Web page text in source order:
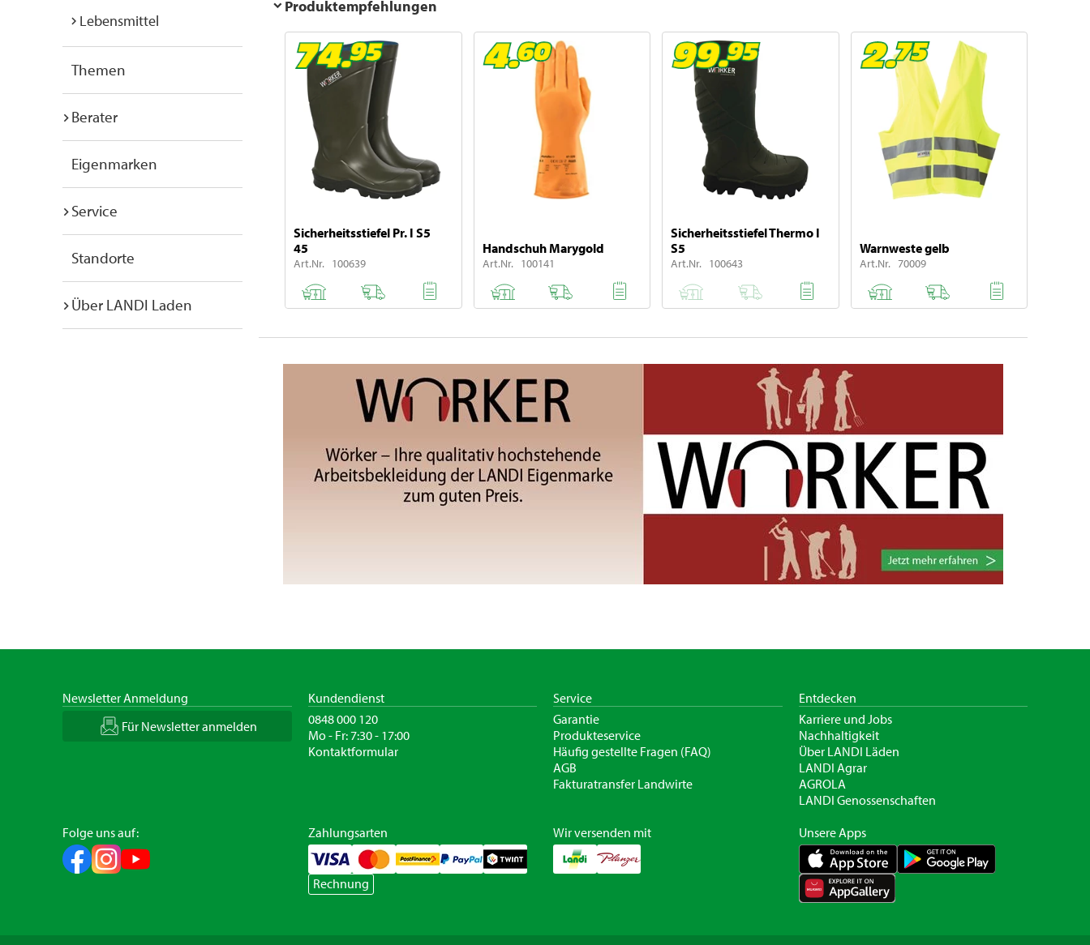
Lebensmittel
Themen
Berater
Eigenmarken
Service
Standorte
Über LANDI Laden
Produktempfehlungen
Sicherheitsstiefel Pr. I S5
45
Art.Nr. 100639
Handschuh Marygold
Art.Nr. 100141
Sicherheitsstiefel Thermo I
S5
Art.Nr. 100643
Warnweste gelb
Art.Nr. 70009
Newsletter Anmeldung
Für Newsletter anmelden
Kundendienst
0848 000 120
Mo - Fr: 7:30 - 17:00
Kontaktformular
Service
Garantie
Produkteservice
Häufig gestellte Fragen (FAQ)
AGB
Fakturatransfer Landwirte
Entdecken
Karriere und Jobs
Nachhaltigkeit
Über LANDI Läden
LANDI Agrar
AGROLA
LANDI Genossenschaften
Folge uns auf:
Zahlungsarten
Rechnung
Wir versenden mit Unsere Apps